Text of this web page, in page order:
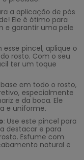
a aplicação de pós
Ele é ótimo para
e garantir uma pele
esse pincel, aplique o
rosto. Com o seu
ter um toque
em todo o rosto,
especialmente
e da boca. Ele
e uniforme.
: Use este pincel para
destacar e para
Esfume com
natural e